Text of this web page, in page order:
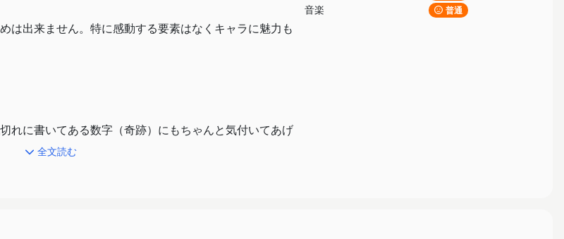
音楽 普通
は出来ません。特に感動する要素はなくキャラに魅力も
れに書いてある数字（奇跡）にもちゃんと気付いてあげ
全文読む